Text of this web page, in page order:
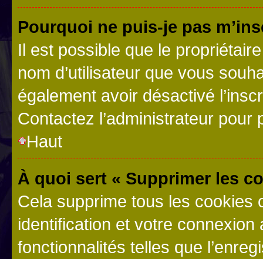
Pourquoi ne puis-je pas
Il est possible que le
nom d’utilisateur que vous
également avoir désactivé
Contactez l’administrateur
Haut
À quoi sert « Supprimer les
Cela supprime tous les cookies
identification et votre
fonctionnalités telles que